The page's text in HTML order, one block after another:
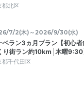
都北区
7/2(木)～2026/9/30(水)
ラン3ヵ月プラン【初心者
り街ラン約10km│木曜9:30
都千代田区